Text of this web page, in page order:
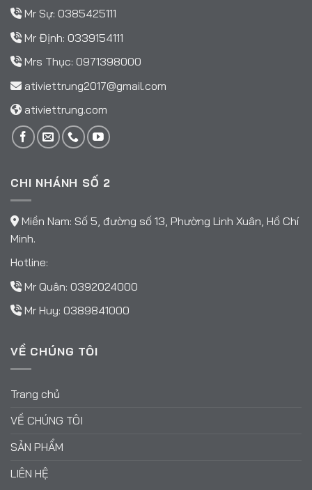
Mr Sự: 0385425111
Mr Định: 0339154111
Mrs Thục: 0971398000
ativiettrung2017@gmail.com
ativiettrung.com
CHI NHÁNH SỐ 2
Miền Nam: Số 5, đường số 13, Phường Linh Xuân, Hồ Chí
Minh.
Hotline:
Mr Quân: 0392024000
Mr Huy: 0389841000
VỀ CHÚNG TÔI
Trang chủ
VỀ CHÚNG TÔI
SẢN PHẨM
LIÊN HỆ